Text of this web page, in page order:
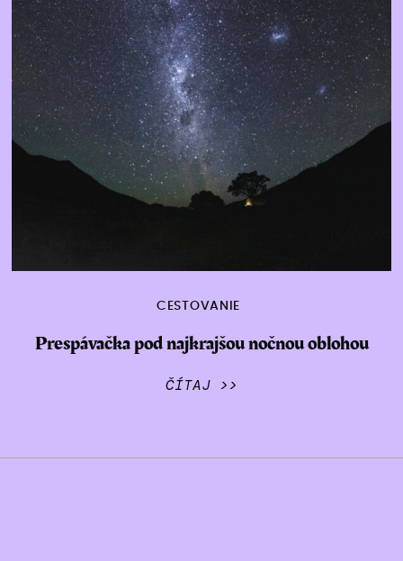
CESTOVANIE
Prespávačka pod najkrajšou nočnou oblohou
ČÍTAJ >>